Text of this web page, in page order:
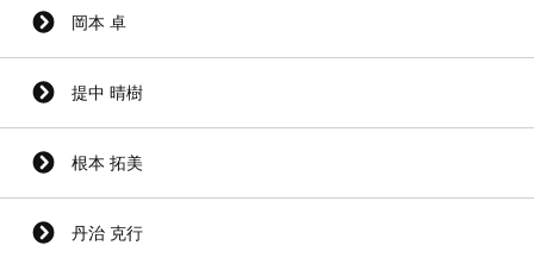
岡本 卓
提中 晴樹
根本 拓美
丹治 克行